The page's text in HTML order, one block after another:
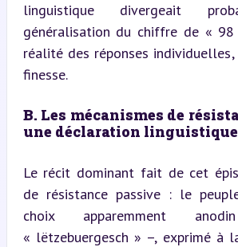
linguistique divergeait
généralisation du chiffre de «
réalité des réponses
finesse.
B. Les mécanismes de
une déclaration linguistique
Le récit dominant fait de cet
de résistance passive : le
choix apparemment
« lëtzebuergesch » –, exprimé à